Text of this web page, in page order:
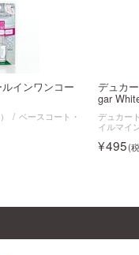
インワンコー
ベースコート・
デュカ
gar
デュカー
イルマイ
495